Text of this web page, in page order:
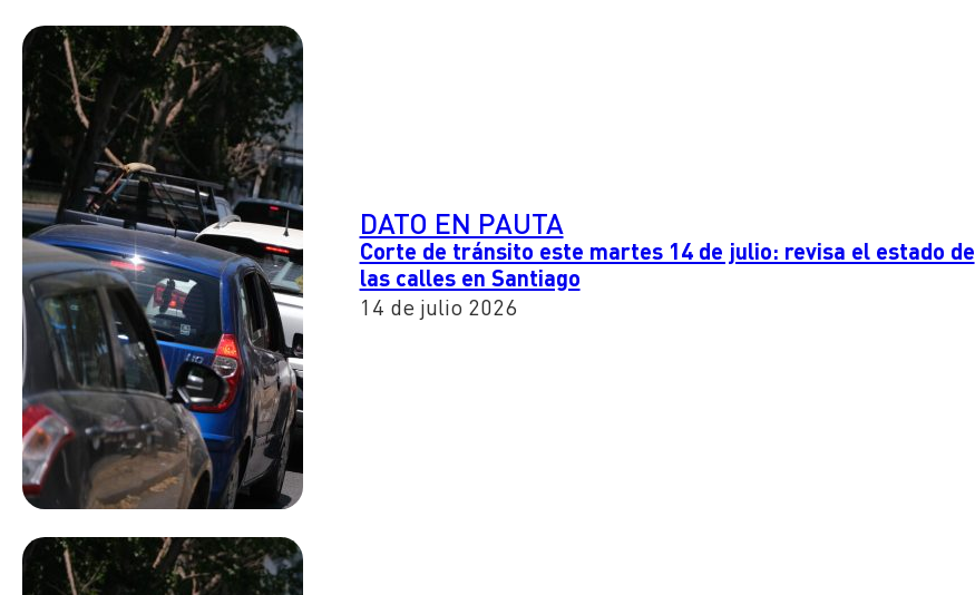
DATO EN PAUTA
Corte de tránsito este martes 14 de julio: revisa el estado de
las calles en Santiago
14 de julio 2026